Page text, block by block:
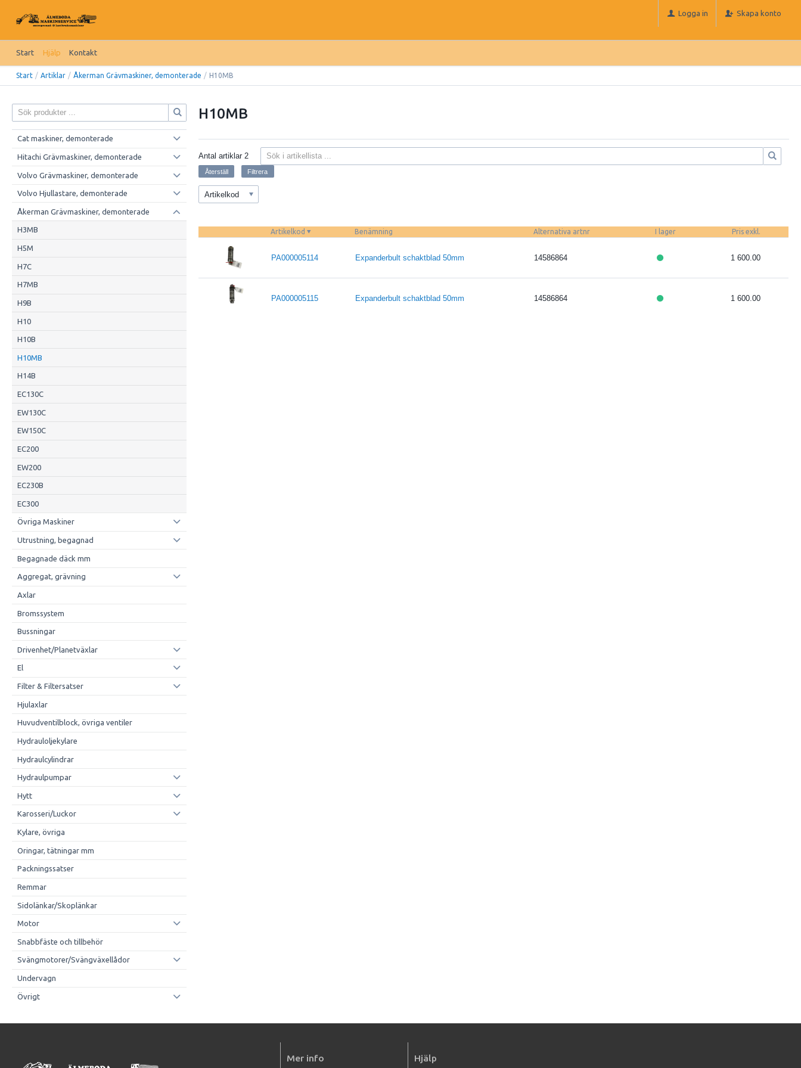
Logga in Skapa konto
Start Hjälp Kontakt
Start / Artiklar / Åkerman Grävmaskiner, demonterade / H10MB
Cat maskiner, demonterade
Hitachi Grävmaskiner, demonterade
Volvo Grävmaskiner, demonterade
Volvo Hjullastare, demonterade
Åkerman Grävmaskiner, demonterade
H3MB
H5M
H7C
H7MB
H9B
H10
H10B
H10MB
H14B
EC130C
EW130C
EW150C
EC200
EW200
EC230B
EC300
Övriga Maskiner
Utrustning, begagnad
Begagnade däck mm
Aggregat, grävning
Axlar
Bromssystem
Bussningar
Drivenhet/Planetväxlar
El
Filter & Filtersatser
Hjulaxlar
Huvudventilblock, övriga ventiler
Hydrauloljekylare
Hydraulcylindrar
Hydraulpumpar
Hytt
Karosseri/Luckor
Kylare, övriga
Oringar, tätningar mm
Packningssatser
Remmar
Sidolänkar/Skoplänkar
Motor
Snabbfäste och tillbehör
Svängmotorer/Svängväxellådor
Undervagn
Övrigt
H10MB
Antal artiklar2
Artikelkod
Artikelkod Benämning Alternativa artnr I lager Pris exkl.
PA000005114 Expanderbult schaktblad 50mm 14586864 1 600.00
PA000005115 Expanderbult schaktblad 50mm 14586864 1 600.00
Mer info Hjälp